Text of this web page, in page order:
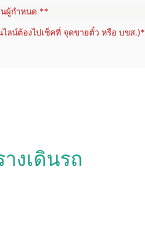
นผู้กำหนด **
ไลน์ต้องไปเช็คที่ จุดขายตั๋ว หรือ บขส.)*
งเดินรถ